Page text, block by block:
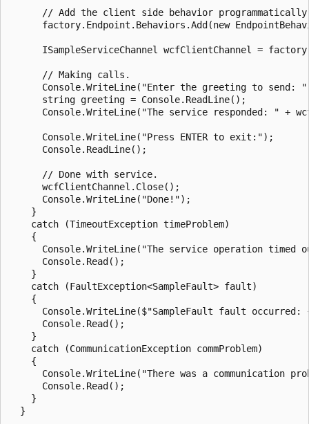
// Add the client side behavior
factory.Endpoint.Behaviors.Add(new
ISampleServiceChannel wcfClientChannel =
      // Making calls.
Console.WriteLine("Enter the greeting to send:
      string greeting = Console.ReadLine();
Console.WriteLine("The service responded: " +
      Console.WriteLine("Press ENTER to exit:");
      Console.ReadLine();
      // Done with service.
      wcfClientChannel.Close();
      Console.WriteLine("Done!");
    }
    catch (TimeoutException timeProblem)
    {
Console.WriteLine("The service operation timed
      Console.Read();
    }
    catch (FaultException<SampleFault> fault)
    {
Console.WriteLine($"SampleFault fault occurred:
      Console.Read();
    }
    catch (CommunicationException commProblem)
    {
Console.WriteLine("There was a communication
      Console.Read();
    }